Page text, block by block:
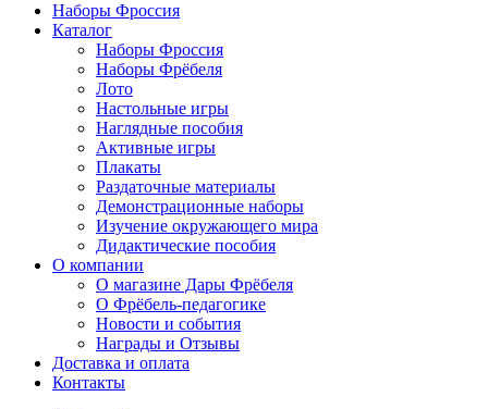
Наборы Фроссия
Каталог
Наборы Фроссия
Наборы Фрёбеля
Лото
Настольные игры
Наглядные пособия
Активные игры
Плакаты
Раздаточные материалы
Демонстрационные наборы
Изучение окружающего мира
Дидактические пособия
О компании
О магазине Дары Фрёбеля
О Фрёбель-педагогике
Новости и события
Награды и Отзывы
Доставка и оплата
Контакты